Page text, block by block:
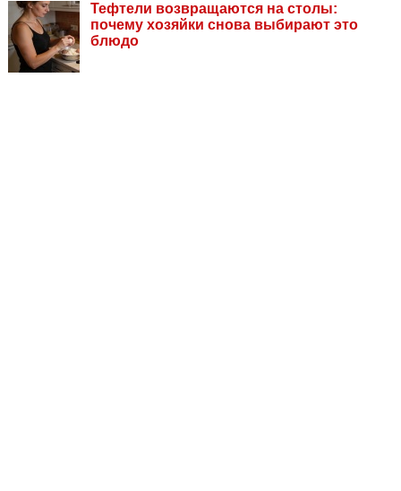
Тефтели возвращаются на столы:
почему хозяйки снова выбирают это
блюдо